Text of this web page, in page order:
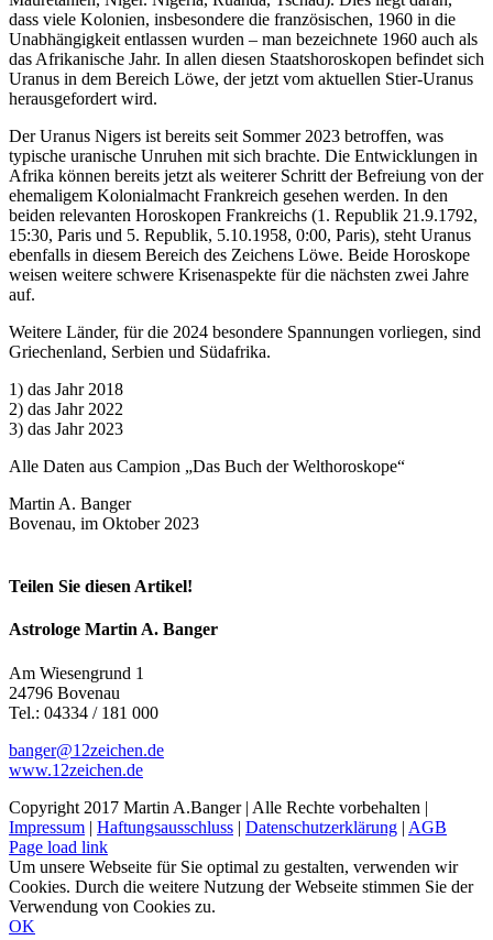
dass viele Kolonien, insbesondere die französischen, 1960 in die
Unabhängigkeit entlassen wurden – man bezeichnete 1960 auch als
das Afrikanische Jahr. In allen diesen Staatshoroskopen befindet sich
Uranus in dem Bereich Löwe, der jetzt vom aktuellen Stier-Uranus
herausgefordert wird.
Der Uranus Nigers ist bereits seit Sommer 2023 betroffen, was
typische uranische Unruhen mit sich brachte. Die Entwicklungen in
Afrika können bereits jetzt als weiterer Schritt der Befreiung von der
ehemaligem Kolonialmacht Frankreich gesehen werden. In den
beiden relevanten Horoskopen Frankreichs (1. Republik 21.9.1792,
15:30, Paris und 5. Republik, 5.10.1958, 0:00, Paris), steht Uranus
ebenfalls in diesem Bereich des Zeichens Löwe. Beide Horoskope
weisen weitere schwere Krisenaspekte für die nächsten zwei Jahre
auf.
Weitere Länder, für die 2024 besondere Spannungen vorliegen, sind
Griechenland, Serbien und Südafrika.
1) das Jahr 2018
2) das Jahr 2022
3) das Jahr 2023
Alle Daten aus Campion „Das Buch der Welthoroskope“
Martin A. Banger
Bovenau, im Oktober 2023
Teilen Sie diesen Artikel!
Facebook
X
Reddit
LinkedIn
Tumblr
Pinterest
Vk
E-
Astrologe Martin A. Banger
Am Wiesengrund 1
24796 Bovenau
Tel.: 04334 / 181 000
banger@12zeichen.de
www.12zeichen.de
Copyright 2017 Martin A.Banger | Alle Rechte vorbehalten |
Impressum | Haftungsausschluss | Datenschutzerklärung | AGB
Page load link
Um unsere Webseite für Sie optimal zu gestalten, verwenden wir
Cookies. Durch die weitere Nutzung der Webseite stimmen Sie der
Verwendung von Cookies zu.
OK